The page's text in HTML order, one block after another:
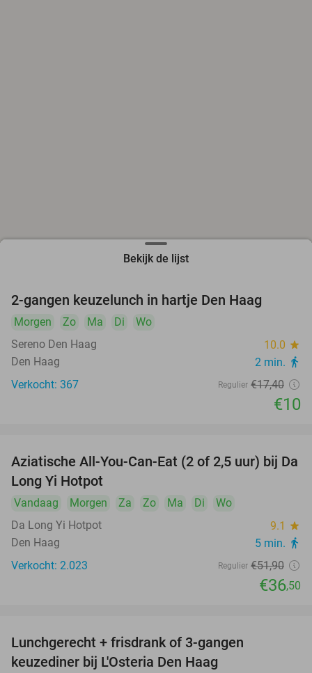
Bekijk de lijst
2-gangen keuzelunch in hartje Den Haag
Morgen Zo Ma Di
Wo
Sereno Den Haag
10.0 star
Den Haag 2 min. directions_walk
Verkocht: 367 Regulier €17,40
€10
30%
Aziatische All-You-Can-Eat (2 of 2,5 uur) bij Da
Long Yi Hotpot
Vandaag Morgen Za Zo Ma Di
Wo
Da Long Yi Hotpot
9.1 star
Den Haag 5 min. directions_walk
Verkocht: 2.023 Regulier €51,90
€36,50
Lunchgerecht + frisdrank of 3-gangen
keuzediner bij L'Osteria Den Haag